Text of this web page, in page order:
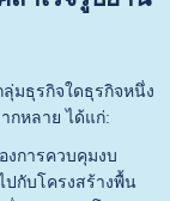
มธุรกิจใดธุรกิจหนึ่ง
กหลาย ได้แก่:
งการควบคุมงบ
ปกับโครงสร้างพื้น